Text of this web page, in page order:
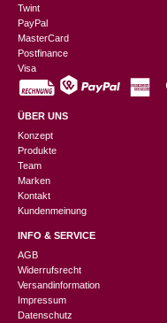
Twint
PayPal
MasterCard
Postfinance
Visa
ÜBER UNS
Konzept
Produkte
Team
Marken
Kontakt
Kundenmeinung
INFO & SERVICE
AGB
Widerrufsrecht
Versandinformation
Impressum
Datenschutz